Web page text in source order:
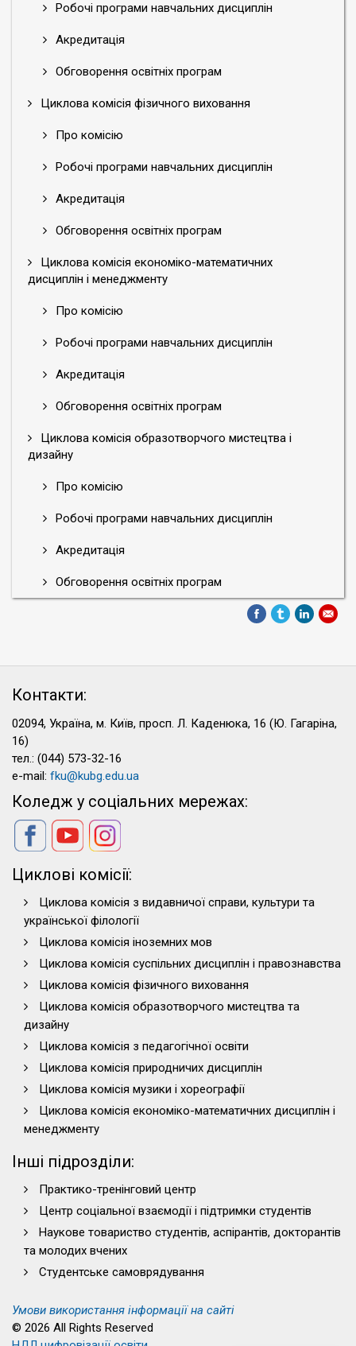
Робочі програми навчальних дисциплін
Акредитація
Обговорення освітніх програм
Циклова комісія фізичного виховання
Про комісію
Робочі програми навчальних дисциплін
Акредитація
Обговорення освітніх програм
Циклова комісія економіко-математичних
дисциплін і менеджменту
Про комісію
Робочі програми навчальних дисциплін
Акредитація
Обговорення освітніх програм
Циклова комісія образотворчого мистецтва і
дизайну
Про комісію
Робочі програми навчальних дисциплін
Акредитація
Обговорення освітніх програм
Контакти:
02094, Україна, м. Київ, просп. Л. Каденюка, 16 (Ю. Гагаріна,
16)
тел.: (044) 573-32-16
e-mail: fku@kubg.edu.ua
Коледж у соціальних мережах:
Циклові комісії:
Циклова комісія з видавничої справи, культури та
української філології
Циклова комісія іноземних мов
Циклова комісія суспільних дисциплін і правознавства
Циклова комісія фізичного виховання
Циклова комісія образотворчого мистецтва та
дизайну
Циклова комісія з педагогічної освіти
Циклова комісія природничих дисциплін
Циклова комісія музики і хореографії
Циклова комісія економіко-математичних дисциплін і
менеджменту
Інші підрозділи:
Практико-тренінговий центр
Центр соціальної взаємодії і підтримки студентів
Наукове товариство студентів, аспірантів, докторантів
та молодих вчених
Студентське самоврядування
Умови використання інформації на сайті
© 2026 All Rights Reserved